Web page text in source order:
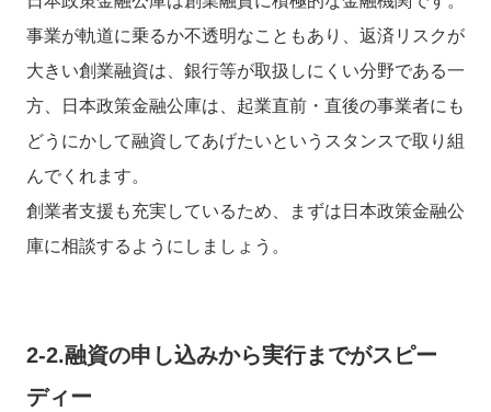
事業が軌道に乗るか不透明なこともあり、返済リスクが
大きい創業融資は、銀行等が取扱しにくい分野である一
方、日本政策金融公庫は、起業直前・直後の事業者にも
どうにかして融資してあげたいというスタンスで取り組
んでくれます。
創業者支援も充実しているため、まずは日本政策金融公
庫に相談するようにしましょう。
2-2.融資の申し込みから実行までがスピー
ディー